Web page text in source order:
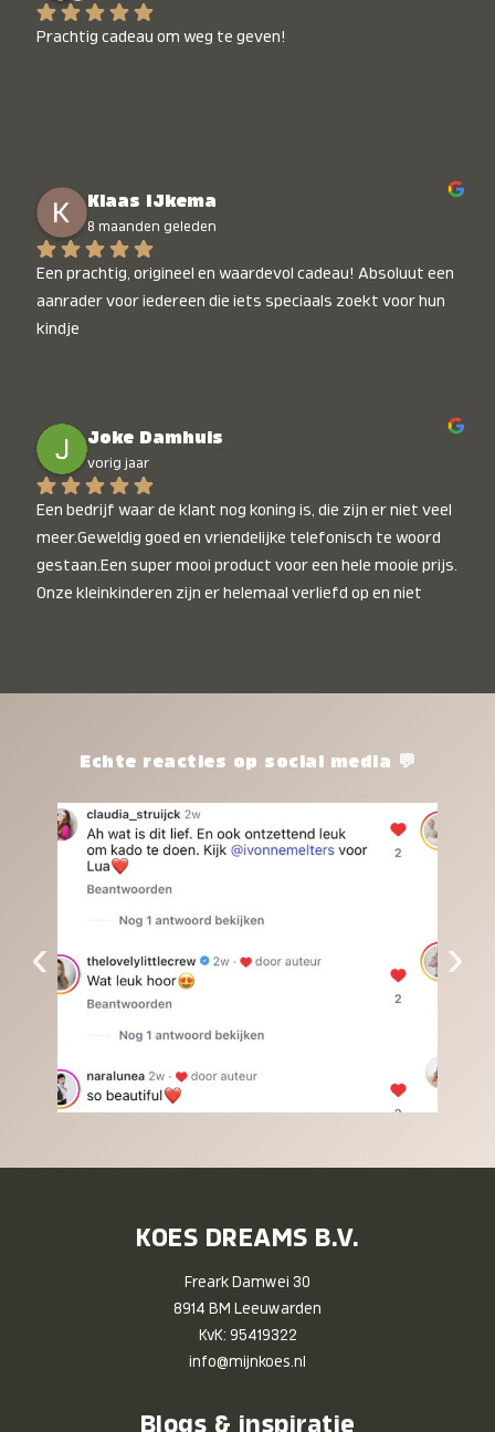
Prachtig cadeau om weg te geven!
Klaas IJkema
8 maanden geleden
Een prachtig, origineel en waardevol cadeau! Absoluut een
aanrader voor iedereen die iets speciaals zoekt voor hun
kindje
Joke Damhuis
vorig jaar
Een bedrijf waar de klant nog koning is, die zijn er niet veel
meer.Geweldig goed en vriendelijke telefonisch te woord
gestaan.Een super mooi product voor een hele mooie prijs.
Onze kleinkinderen zijn er helemaal verliefd op en niet
het waard.Echte reacties op social media 💬
‹ ›
KOES DREAMS B.V.
Freark Damwei 30
8914 BM Leeuwarden
KvK: 95419322
info@mijnkoes.nl
Blogs & inspiratie